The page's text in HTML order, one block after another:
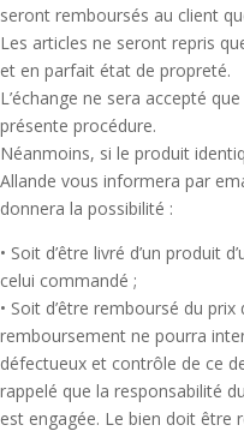
seront remboursés au client
Les articles ne seront repris
et en parfait état de propreté.
L’échange ne sera accepté
présente procédure.
Néanmoins, si le produit
Allande vous informera par
donnera la possibilité :
• Soit d’être livré d’un produit
celui commandé ;
• Soit d’être remboursé du
remboursement ne pourra
défectueux et contrôle de ce
rappelé que la responsabilité
est engagée. Le bien doit être